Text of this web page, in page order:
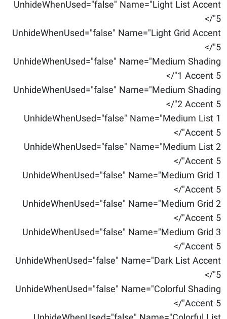
UnhideWhenUsed="false" Name="Light List Accent
5"/>
UnhideWhenUsed="false" Name="Light Grid Accent
5"/>
UnhideWhenUsed="false" Name="Medium Shading
1 Accent 5"/>
UnhideWhenUsed="false" Name="Medium Shading
2 Accent 5"/>
UnhideWhenUsed="false" Name="Medium List 1
Accent 5"/>
UnhideWhenUsed="false" Name="Medium List 2
Accent 5"/>
UnhideWhenUsed="false" Name="Medium Grid 1
Accent 5"/>
UnhideWhenUsed="false" Name="Medium Grid 2
Accent 5"/>
UnhideWhenUsed="false" Name="Medium Grid 3
Accent 5"/>
UnhideWhenUsed="false" Name="Dark List Accent
5"/>
UnhideWhenUsed="false" Name="Colorful Shading
Accent 5"/>